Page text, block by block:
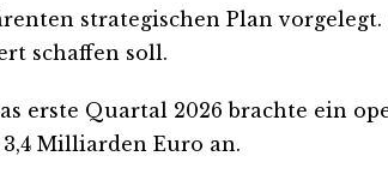
strategischen Plan
schaffen soll.
erste Quartal 2026 brachte ein
Milliarden Euro an.